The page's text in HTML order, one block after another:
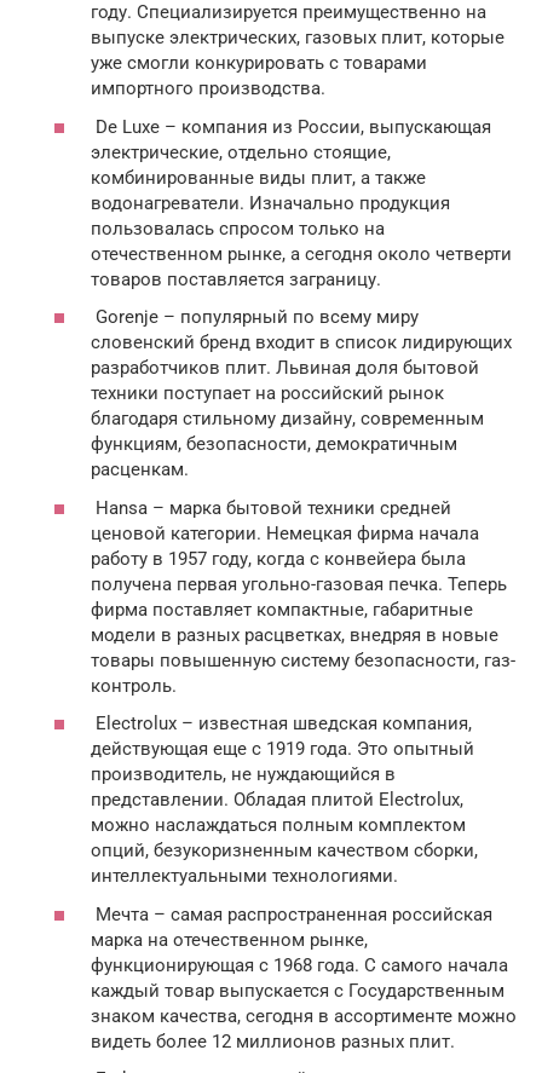
году. Специализируется преимущественно на
выпуске электрических, газовых плит, которые
уже смогли конкурировать с товарами
импортного производства.
De Luxe – компания из России, выпускающая
электрические, отдельно стоящие,
комбинированные виды плит, а также
водонагреватели. Изначально продукция
пользовалась спросом только на
отечественном рынке, а сегодня около четверти
товаров поставляется заграницу.
Gorenje – популярный по всему миру
словенский бренд входит в список лидирующих
разработчиков плит. Львиная доля бытовой
техники поступает на российский рынок
благодаря стильному дизайну, современным
функциям, безопасности, демократичным
расценкам.
Hansa – марка бытовой техники средней
ценовой категории. Немецкая фирма начала
работу в 1957 году, когда с конвейера была
получена первая угольно-газовая печка. Теперь
фирма поставляет компактные, габаритные
модели в разных расцветках, внедряя в новые
товары повышенную систему безопасности, газ-
контроль.
Electrolux – известная шведская компания,
действующая еще с 1919 года. Это опытный
производитель, не нуждающийся в
представлении. Обладая плитой Electrolux,
можно наслаждаться полным комплектом
опций, безукоризненным качеством сборки,
интеллектуальными технологиями.
Мечта – самая распространенная российская
марка на отечественном рынке,
функционирующая с 1968 года. С самого начала
каждый товар выпускается с Государственным
знаком качества, сегодня в ассортименте можно
видеть более 12 миллионов разных плит.